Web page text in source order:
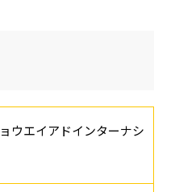
ウエイアドインターナシ